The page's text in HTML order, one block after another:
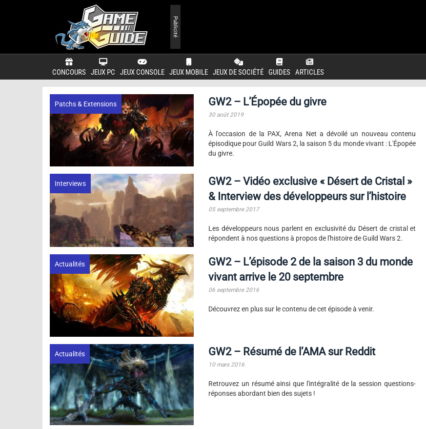
CONCOURS JEUX PC JEUX CONSOLE JEUX MOBILE JEUX DE SOCIÉTÉ GUIDES ARTICLES
Publicité
Patchs & Extensions GW2 – L’Épopée du givre
30 août 2019
À l'occasion de la PAX, Arena Net a dévoilé un nouveau contenu
épisodique pour Guild Wars 2, la saison 5 du monde vivant : L'Épopée
du givre.
Interviews
GW2 – Vidéo exclusive « Désert de Cristal »
& Interview des développeurs sur l’histoire
05 septembre 2017
Les développeurs nous parlent en exclusivité du Désert de cristal et
répondent à nos questions à propos de l'histoire de Guild Wars 2.
Actualités
GW2 – L’épisode 2 de la saison 3 du monde
vivant arrive le 20 septembre
06 septembre 2016
Découvrez en plus sur le contenu de cet épisode à venir.
Actualités GW2 – Résumé de l’AMA sur Reddit
10 mars 2016
Retrouvez un résumé ainsi que l'intégralité de la session questions-
réponses abordant bien des sujets !